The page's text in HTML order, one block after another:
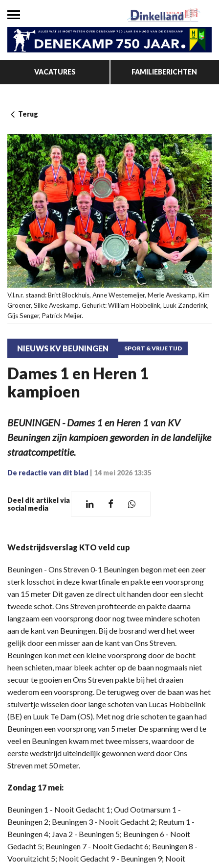
VACATURES FAMILIEBERICHTEN
Terug
V.l.n.r. staand: Britt Blockhuis, Anne Westemeijer, Merle Aveskamp, Kim
Groener, Silke Aveskamp. Gehurkt: William Hobbelink, Luuk Zanderink,
Gijs Senger, Patrick Meijer.
NIEUWS KV BEUNINGEN SPORT & VRIJE TIJD
Dames 1 en Heren 1
kampioen
BEUNINGEN - Dames 1 en Heren 1 van KV
Beuningen zijn kampioen geworden in de landelijke
straatcompetitie.
De redactie van dit blad 14 mei 2026 13:35
Deel dit artikel via
social media
Wedstrijdsverslag KTO veld cup
Beuningen - Ons Streven 0-1 Beuningen begon met een zeer
sterk losschot in deze kwartfinale en pakte een voorsprong
van 15 meter Dit gaven ze direct uit handen door een slecht
tweede schot. Ons Streven profiteerde en pakte daarna
langzaam een voorsprong door nog twee mindere schoten
aan de kant van Beuningen. Bij de bosrand werd het weer
gelijk door een misser aan de kant van Ons Streven.
Beuningen kon met een kleine voorsprong door de bocht
heen schieten, maar bleek achter op de baan nogmaals niet
secuur te gooien en Ons Streven pakte bij het draaien
wederom een voorsprong. De terugweg over de baan was het
stuivertje wisselen door lange schoten van Lucas Hobbelink
(BE) en Luuk Te Dam (OS). Met nog drie schoten te gaan had
Beuningen een voorsprong van 5 meter De spanning werd te
veel en Beuningen kwam met twee missers, waardoor de
eerste wedstrijd uiteindelijk gewonnen werd door Ons
Streven met 50 meter.
Zondag 17 mei:
Beuningen 1 - Nooit Gedacht 1; Oud Ootmarsum 1 -
Beuningen 2; Beuningen 3 - Nooit Gedacht 2; Reutum 1 -
Beuningen 4; Java 2 - Beuningen 5; Beuningen 6 - Nooit
Gedacht 5; Beuningen 7 - Nooit Gedacht 6; Beuningen 8 -
Vooruitzicht 5; Nooit Gedacht 9 - Beuningen 9; Nooit